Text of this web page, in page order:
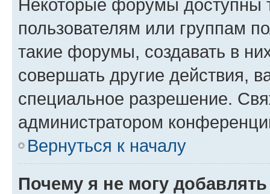
Некоторые форумы доступны
пользователям или группам
такие форумы, создавать в
совершать другие действия,
специальное разрешение.
администратором
Вернуться к началу
Почему я не могу